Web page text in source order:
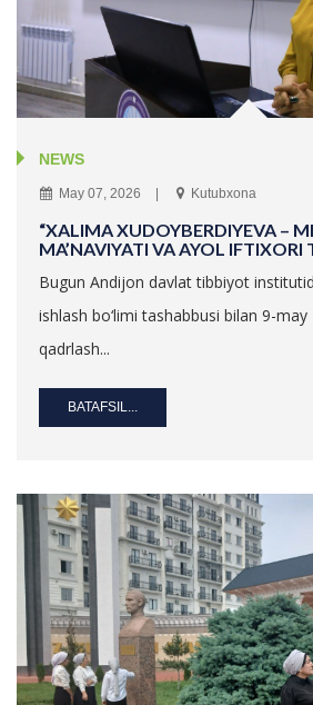
NEWS
May 07, 2026 Kutubxona
“XALIMA XUDOYBERDIYEVA –
MA’NAVIYATI VA AYOL IFTIXORI
Bugun Andijon davlat tibbiyot
ishlash bo‘limi tashabbusi bilan 9-
qadrlash...
BATAFSIL...